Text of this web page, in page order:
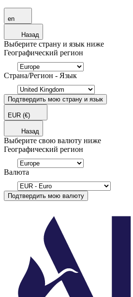
en
Назад
Выберите страну и язык ниже
Географический регион
Страна/Регион - Язык
Подтвердить мою страну и язык
EUR (€)
Назад
Выберите свою валюту ниже
Географический регион
Валюта
Подтвердить мою валюту